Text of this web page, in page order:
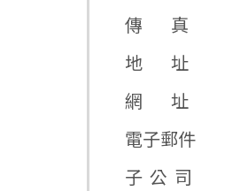
傳 真
地 址
網 址
電子郵件
子 公 司